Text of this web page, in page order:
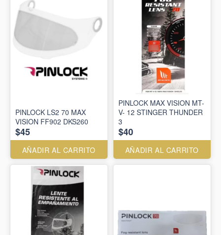
PINLOCK LS2 70 MAX
VISION FF902 DKS260
$45
AÑADIR AL CARRITO
PINLOCK MAX VISION MT-
V- 12 STINGER THUNDER
3
$40
AÑADIR AL CARRITO